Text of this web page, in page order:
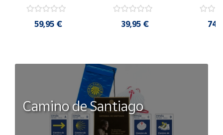
205112-CHOC
COMODAS
59,95 €
006 PANTALONES
39,95 €
Camino de Santiago